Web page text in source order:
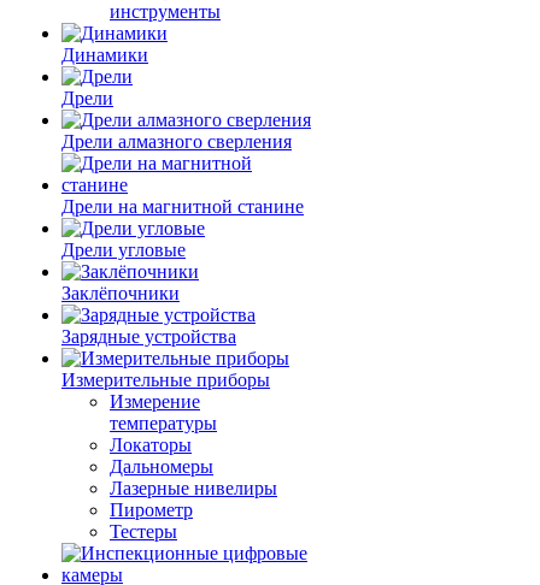
инструменты
Динамики
Дрели
Дрели алмазного сверления
Дрели на магнитной станине
Дрели угловые
Заклёпочники
Зарядные устройства
Измерительные приборы
Измерение
температуры
Локаторы
Дальномеры
Лазерные нивелиры
Пирометр
Тестеры